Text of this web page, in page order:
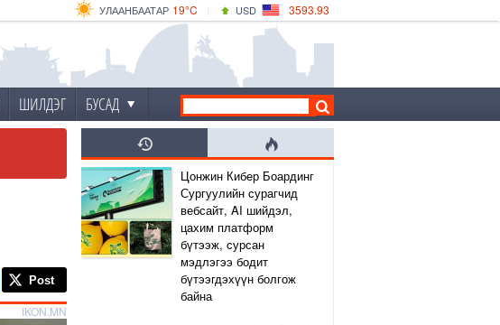
19°C
УЛААНБААТАР
21°C
ДАРХАН
18°C
ЭРДЭНЭТ
USD 3593.93
4149.01
ШИЛДЭГ БУСАД
Post
IKON.MN
Цонжин Кибер Боардинг
Сургуулийн сурагчид
вебсайт, AI шийдэл,
цахим платформ
бүтээж, сурсан
мэдлэгээ бодит
бүтээгдэхүүн болгож
байна